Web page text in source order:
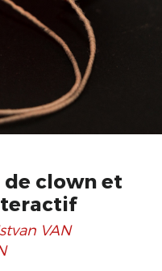
clown et
VAN